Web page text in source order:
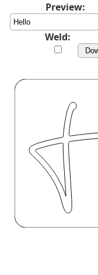
Preview:
Weld: